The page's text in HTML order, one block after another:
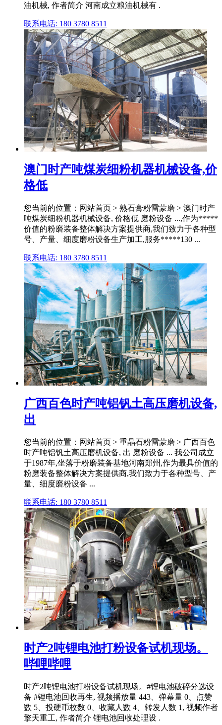
油机械, 作者简介 河南成立粮油机械有 .
联系电话: 180 3780 8511
澳门时产吨煤炭细粉机器机械设备,价
格低
您当前的位置：网站首页 > 熟石膏粉雷蒙磨 > 澳门时产
吨煤炭细粉机器机械设备, 价格低 磨粉设备 ...,作为*****
价值的粉磨装备整体解决方案提供商,我们致力于各种型
号、产量、细度磨粉设备生产加工,服务*****130 ...
联系电话: 180 3780 8511
广西百色时产吨铝钒土高压磨机设备,
出
您当前的位置：网站首页 > 重晶石粉雷蒙磨 > 广西百色
时产吨铝钒土高压磨机设备, 出 磨粉设备 ... 我公司成立
于1987年,坐落于粉磨装备基地河南郑州,作为最具价值的
粉磨装备整体解决方案提供商,我们致力于各种型号、产
量、细度磨粉设备 ...
联系电话: 180 3780 8511
时产2吨锂电池打粉设备试机现场。
哔哩哔哩
时产2吨锂电池打粉设备试机现场。#锂电池破碎分选设
备 #锂电池回收再生, 视频播放量 443、弹幕量 0、点赞
数 5、投硬币枚数 0、收藏人数 4、转发人数 1, 视频作者
擎天重工, 作者简介 锂电池回收处理设 .